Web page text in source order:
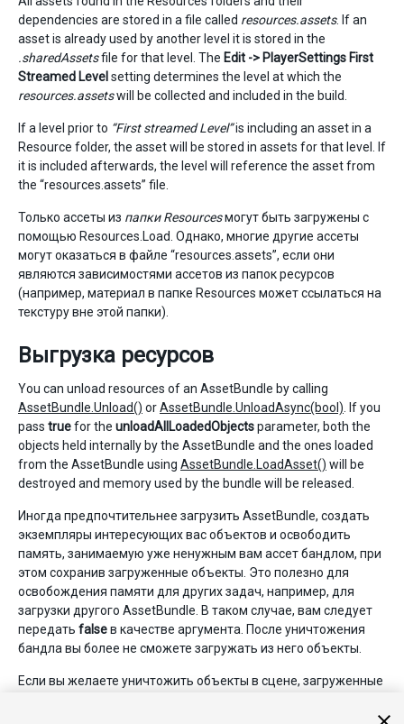
dependencies are stored in a file called resources.assets. If an
asset is already used by another level it is stored in the
.sharedAssetsfile for that level. The Edit -> PlayerSettings First
Streamed Level setting determines the level at which the
resources.assetswill be collected and included in the build.
If a level prior to “First streamed Level”is including an asset in a
Resource folder, the asset will be stored in assets for that level. If
it is included afterwards, the level will reference the asset from
the “resources.assets” file.
Только ассеты из папки Resourcesмогут быть загружены с
помощью Resources.Load. Однако, многие другие ассеты
могут оказаться в файле “resources.assets”, если они
являются зависимостями ассетов из папок ресурсов
(например, материал в папке Resources может ссылаться на
текстуру вне этой папки).
Выгрузка ресурсов
You can unload resources of an AssetBundle by calling
AssetBundle.Unload() orAssetBundle.UnloadAsync(bool) . If you
pass truefor the unloadAllLoadedObjectsparameter, both the
objects held internally by the AssetBundle and the ones loaded
from the AssetBundle using AssetBundle.LoadAsset() will be
destroyed and memory used by the bundle will be released.
Иногда предпочтительнее загрузить AssetBundle, создать
экземпляры интересующих вас объектов и освободить
память, занимаемую уже ненужным вам ассет бандлом, при
этом сохранив загруженные объекты. Это полезно для
освобождения памяти для других задач, например, для
загрузки другого AssetBundle. В таком случае, вам следует
передать falseв качестве аргумента. После уничтожения
бандла вы более не сможете загружать из него объекты.
Если вы желаете уничтожить объекты в сцене, загруженные